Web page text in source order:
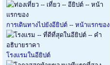
การเดินทางไปยังอียิปต์ -- หน้าแรกของ
โรงแรมในอียิปต์